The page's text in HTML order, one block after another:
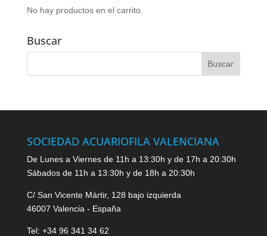
No hay productos en el carrito.
Buscar
SOCIEDAD ACUARIOFILA VALENCIANA
De Lunes a Viernes de 11h a 13:30h y de 17h a 20:30h
Sábados de 11h a 13:30h y de 18h a 20:30h
C/ San Vicente Mártir, 128 bajo izquierda
46007 Valencia - España
Tel: +34 96 341 34 62